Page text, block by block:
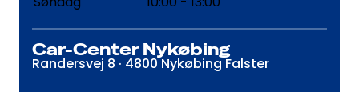
Car-Center Nykøbing
Randersvej 8 · 4800 Nykøbing Falster